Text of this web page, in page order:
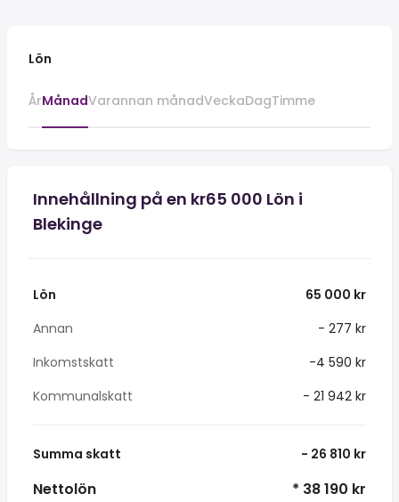
Lön
ÅrMånadVarannan månadVeckaDagTimme
Innehållning på en kr65 000 Lön i
Blekinge
Lön
65 000 kr
Annan
- 277 kr
Inkomstskatt
-4 590 kr
Kommunalskatt
- 21 942 kr
Summa skatt - 26 810 kr
Nettolön * 38 190 kr